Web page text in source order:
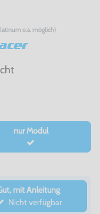
o.ä. möglich)
nur Modul
mit Anleitung
Nicht verfügbar